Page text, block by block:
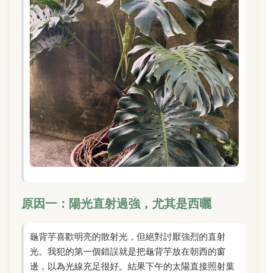
原因一：陽光直射過強，尤其是西曬
龜背芋喜歡明亮的散射光，但絕對討厭強烈的直射
光。我犯的第一個錯誤就是把龜背芋放在朝西的窗
邊，以為光線充足很好。結果下午的太陽直接照射葉